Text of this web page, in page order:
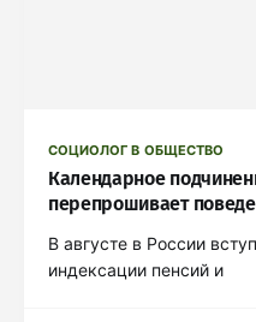
СОЦИОЛОГ В ОБЩЕСТВО
Календарное
перепрошивает
В августе в России
индексации пенсий и